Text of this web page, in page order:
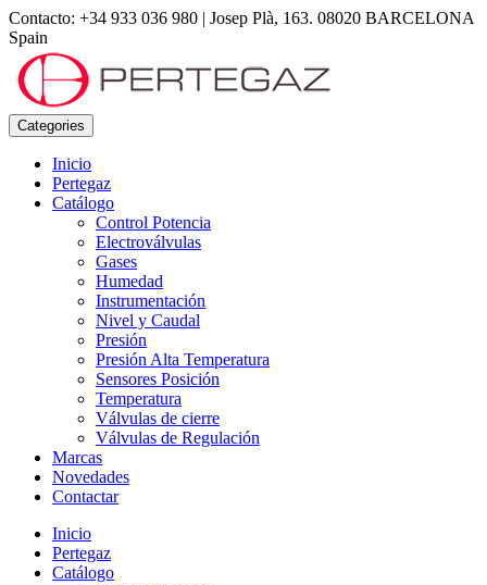
Contacto: +34 933 036 980 | Josep Plà, 163. 08020 BARCELONA
Spain
Categories
Inicio
Pertegaz
Catálogo
Control Potencia
Electroválvulas
Gases
Humedad
Instrumentación
Nivel y Caudal
Presión
Presión Alta Temperatura
Sensores Posición
Temperatura
Válvulas de cierre
Válvulas de Regulación
Marcas
Novedades
Contactar
Inicio
Pertegaz
Catálogo